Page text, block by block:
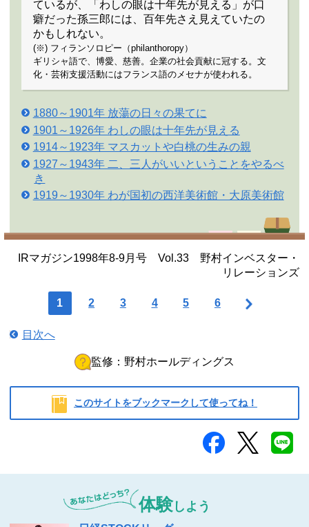
ているが、「わしの眼は十年先が見える」が口
癖だった孫三郎には、百年先さえ見えていたの
かもしれない。
(※) フィランソロピー（philanthoropy）
ギリシャ語で、博愛、慈善。企業の社会貢献に冠する。文
化・芸術支援活動にはフランス語のメセナが使われる。
1880～1901年 放蕩の日々の果てに
1901～1926年 わしの眼は十年先が見える
1914～1923年 マスカットや白桃の生みの親
1927～1943年 二、三人がいいということをやるべ
き
1919～1930年 わが国初の西洋美術館・大原美術館
IRマガジン1998年8-9月号 Vol.33 野村インベスター・
リレーションズ
1 2 3 4 5 6
目次へ
監修：野村ホールディングス
このサイトをブックマークして使ってね！
体験しよう